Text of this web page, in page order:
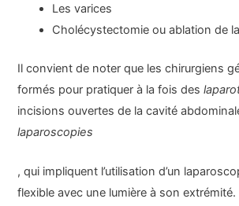
Les varices
Cholécystectomie ou ablation de
Il convient de noter que les chirurgiens
formés pour pratiquer à la fois des
incisions ouvertes de la cavité
laparoscopies
, qui impliquent l’utilisation d’un
flexible avec une lumière à son